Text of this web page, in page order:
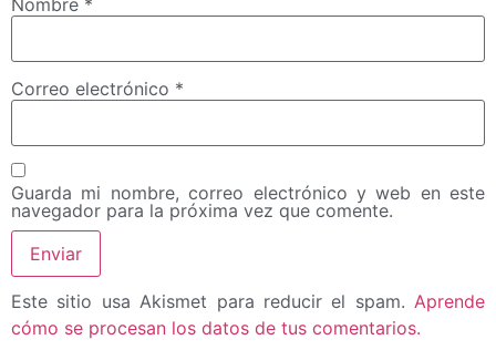
Correo electrónico *
Guarda mi nombre, correo electrónico y web en este
navegador para la próxima vez que comente.
Este sitio usa Akismet para reducir el spam. Aprende
cómo se procesan los datos de tus comentarios.